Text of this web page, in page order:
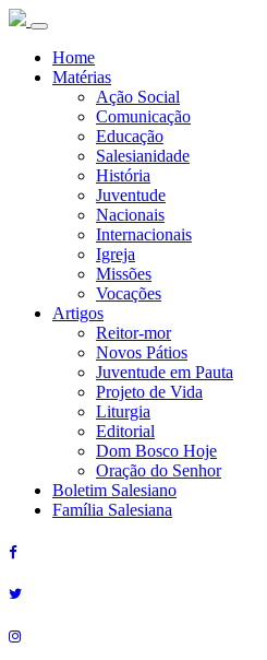
Home
Matérias
Ação Social
Comunicação
Educação
Salesianidade
História
Juventude
Nacionais
Internacionais
Igreja
Missões
Vocações
Artigos
Reitor-mor
Novos Pátios
Juventude em Pauta
Projeto de Vida
Liturgia
Editorial
Dom Bosco Hoje
Oração do Senhor
Boletim Salesiano
Família Salesiana